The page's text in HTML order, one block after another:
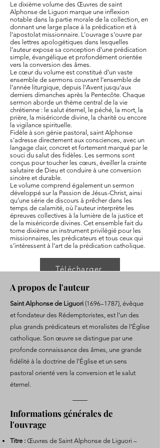
Le dixième volume des Œuvres de saint
Alphonse de Liguori marque une inflexion
notable dans la partie morale de la collection, en
donnant une large place à la prédication et à
l’apostolat missionnaire. L’ouvrage s’ouvre par
des lettres apologétiques dans lesquelles
l’auteur expose sa conception d’une prédication
simple, évangélique et profondément orientée
vers la conversion des âmes.
Le cœur du volume est constitué d’un vaste
ensemble de sermons couvrant l’ensemble de
l’année liturgique, depuis l’Avent jusqu’aux
derniers dimanches après la Pentecôte. Chaque
sermon aborde un thème central de la vie
chrétienne : le salut éternel, le péché, la mort, la
prière, la miséricorde divine, la charité ou encore
la vigilance spirituelle.
Fidèle à son génie pastoral, saint Alphonse
s’adresse directement aux consciences, avec un
langage clair, concret et fortement marqué par le
souci du salut des fidèles. Les sermons sont
conçus pour toucher les cœurs, éveiller la crainte
salutaire de Dieu et conduire à une conversion
sincère et durable.
Le volume comprend également un sermon
développé sur la Passion de Jésus-Christ, ainsi
qu’une série de discours à prêcher dans les
temps de calamité, où l’auteur interprète les
épreuves collectives à la lumière de la justice et
de la miséricorde divines. Cet ensemble fait du
tome dixième un instrument privilégié pour les
missionnaires, les prédicateurs et tous ceux qui
s’intéressent à l’art de la prédication catholique.
Télécharger
A propos de l'auteur
Saint Alphonse de Liguori (1696–1787), évêque
et fondateur des Rédemptoristes, est l’un des
plus grands prédicateurs et moralistes de l’Église
catholique. Son œuvre se distingue par une
profonde connaissance des âmes, une grande
fidélité à la doctrine de l’Église et un sens
pastoral orienté vers la conversion et le salut
éternel.
Informations générales de
l'ouvrage
Titre : Œuvres de Saint Alphonse de Liguori –